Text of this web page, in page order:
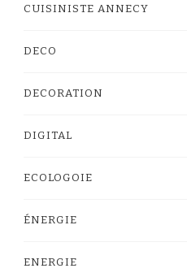
CUISINISTE ANNECY
DECO
DECORATION
DIGITAL
ECOLOGOIE
ÉNERGIE
ENERGIE